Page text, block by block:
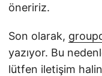
öneririz.
Son olarak,
yazıyor. Bu
lütfen iletişim